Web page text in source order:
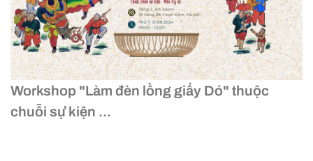
Workshop "Làm đèn lồng giấy Dó" thuộc
chuỗi sự kiện ...